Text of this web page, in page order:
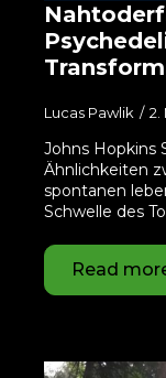
Lucas Pawlik 2.
Johns Hopkins
Ähnlichkeiten
spontanen
Schwelle des
Read